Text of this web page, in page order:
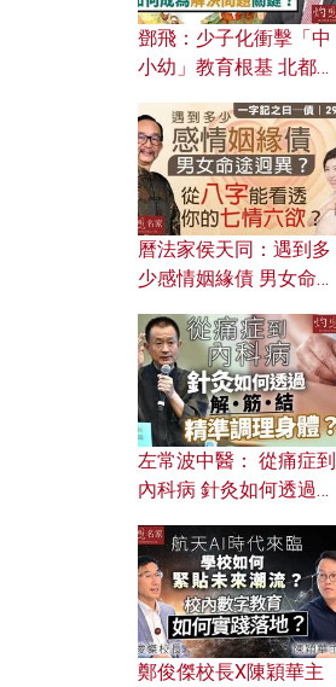
鄧飛：少子化衝擊「中
小幼」教育根基 北都如
曆法家侯天同：遇到多
少感情姻緣債 男女命途
的七情六欲？
左常波中醫： 從痛症到
內科病 針灸如何透過解
鄭俊傑校長X陳穎華主